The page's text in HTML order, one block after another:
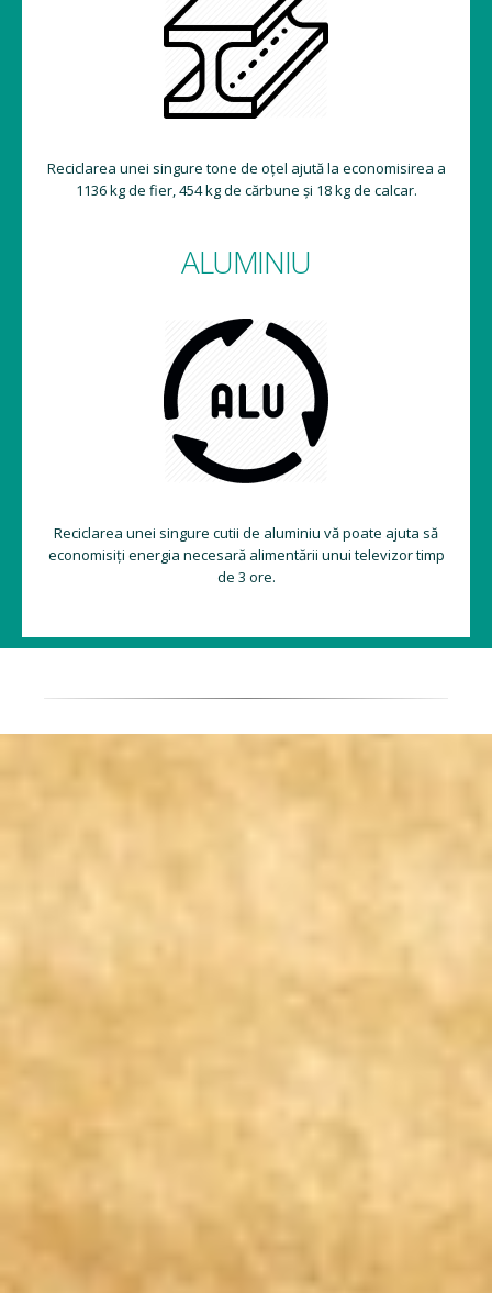
Reciclarea unei singure tone de oțel ajută la economisirea a
1136 kg de fier, 454 kg de cărbune și 18 kg de calcar.
ALUMINIU
Reciclarea unei singure cutii de aluminiu vă poate ajuta să
economisiți energia necesară alimentării unui televizor timp
de 3 ore.